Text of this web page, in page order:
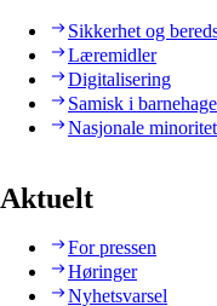
Sikkerhet og
Læremidler
Digitalisering
Samisk i
Nasjonale
Aktuelt
For pressen
Høringer
Nyhetsvarsel